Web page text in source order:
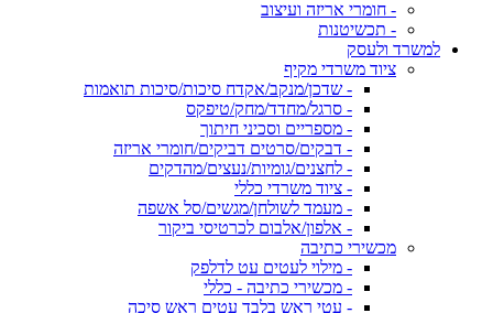
- חומרי אריזה ועיצוב
- תכשיטנות
למשרד ולעסק
ציוד משרדי מקיף
- שדכן/מנקב/אקדח סיכות/סיכות תואמות
- סרגל/מחדד/מחק/טיפקס
- מספריים וסכיני חיתוך
- דבקים/סרטים דביקים/חומרי אריזה
- לחצנים/גומיות/נעצים/מהדקים
- ציוד משרדי כללי
- מעמד לשולחן/מגשים/סל אשפה
- אלפון/אלבום לכרטיסי ביקור
מכשירי כתיבה
- מילוי לעטים עט לדלפק
- מכשירי כתיבה - כללי
- עטי ראש בלבד עטים ראש סיכה